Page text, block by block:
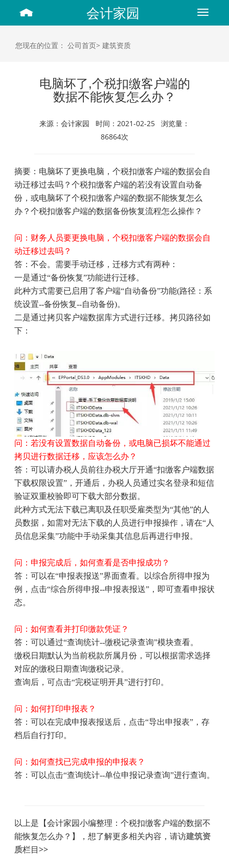
Toggle
会计家园
您现在的位置： 公司首页> 建筑资质
电脑坏了,个税扣缴客户端的
数据不能恢复怎么办？
来源：会计家园 时间：2021-02-25 浏览量：
86864次
摘要 ：电脑坏了更换电脑，个税扣缴客户端的数据会自
动迁移过去吗？个税扣缴客户端的若没有设置自动备
份，或电脑坏了个税扣缴客户端的数据不能恢复怎么
办？个税扣缴客户端的数据备份恢复流程怎么操作？
问：财务人员要更换电脑，个税扣缴客户端的数据会自
动迁移过去吗？
答：不会。需要手动迁移，迁移方式有两种：
一是通过“备份恢复”功能进行迁移。
此种方式需要已启用了客户端“自动备份”功能(路径：系
统设置--备份恢复--自动备份)。
二是通过拷贝客户端数据库方式进行迁移。拷贝路径如
下：
问：若没有设置数据自动备份，或电脑已损坏不能通过
拷贝进行数据迁移，应该怎么办？
答：可以请办税人员前往办税大厅开通“扣缴客户端数据
下载权限设置” ，开通后，办税人员通过实名登录和短信
验证双重校验即可下载大部分数据。
此种方式无法下载已离职及任职受雇类型为“其他”的人
员数据，如需对无法下载的人员进行申报操作，请在“ 人
员信息采集”功能中手动采集其信息后再进行申报。
问：申报完成后，如何查看是否申报成功？
答：可以在“申报表报送”界面查看。以综合所得申报为
例，点击“综合所得申报--申报表报送” ，即可查看申报状
态。
问：如何查看并打印缴款凭证？
答：可以通过“查询统计--缴税记录查询”模块查看。
缴税日期默认为当前税款所属月份，可以根据需求选择
对应的缴税日期查询缴税记录。
查询后，可点击“完税证明开具”进行打印。
问：如何打印申报表？
答：可以在完成申报表报送后，点击“导出申报表” ，存
档后自行打印。
问：如何查找已完成申报的申报表？
答：可以点击“查询统计--单位申报记录查询”进行查询。
以上是【会计家园小编整理：个税扣缴客户端的数据不
能恢复怎么办？】，想了解更多相关内容，请访建筑资
质栏目>>